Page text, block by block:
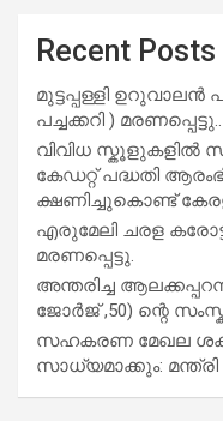
Recent Posts
മുട്ടപ്പള്ളി ഉറുവാലൻ
പച്ചക്കറി ) മരണപ്പെട്ടു..
വിവിധ സ്കൂളുകളില്‍
കേഡറ്റ് പദ്ധതി
ക്ഷണിച്ചുകൊണ്ട്
എരുമേലി ചരള
മരണപ്പെട്ടു.
അന്തരിച്ച
ജോർജ് ,50) ന്റെ
സഹകരണ മേഖല
സാധ്യമാക്കും: